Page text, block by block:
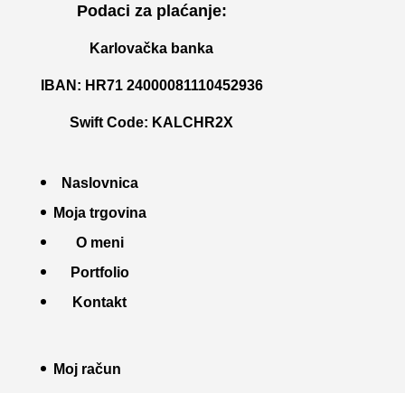
Podaci za plaćanje:
Karlovačka banka
IBAN: HR71 24000081110452936
Swift Code: KALCHR2X
Naslovnica
Moja trgovina
O meni
Portfolio
Kontakt
Moj račun